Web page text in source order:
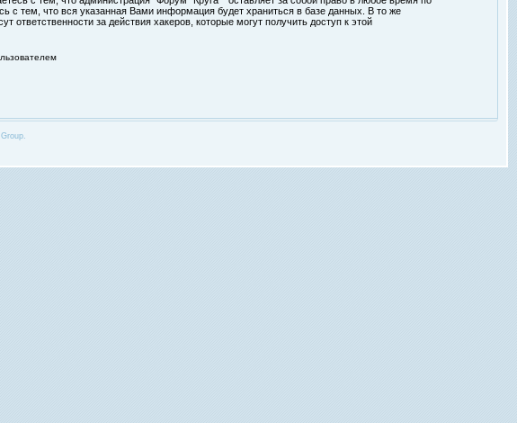
с тем, что вся указанная Вами информация будет храниться в базе данных. В то же
за действия хакеров, которые могут получить доступ к этой